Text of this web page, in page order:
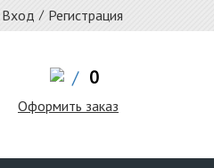
Вход / Регистрация
/ 0
Оформить заказ